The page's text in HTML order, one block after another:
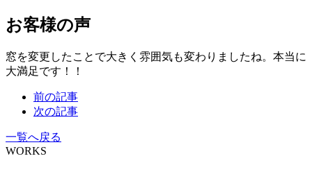
お客様の声
窓を変更したことで大きく雰囲気も変わりましたね。本当に
大満足です！！
前の記事
次の記事
一覧へ戻る
WORKS